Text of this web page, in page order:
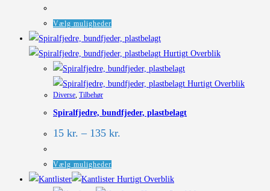
Vælg mulighederDette
vare
har
flere
varianter.
kan
varesiden
Hurtigt Overblik
Hurtigt Overblik
Diverse Tilbehør
Spiralfjedre, bundfjeder, plastbelagt
15 kr. – 135 kr.
Vælg muligheder
vareHurtigt Overblik